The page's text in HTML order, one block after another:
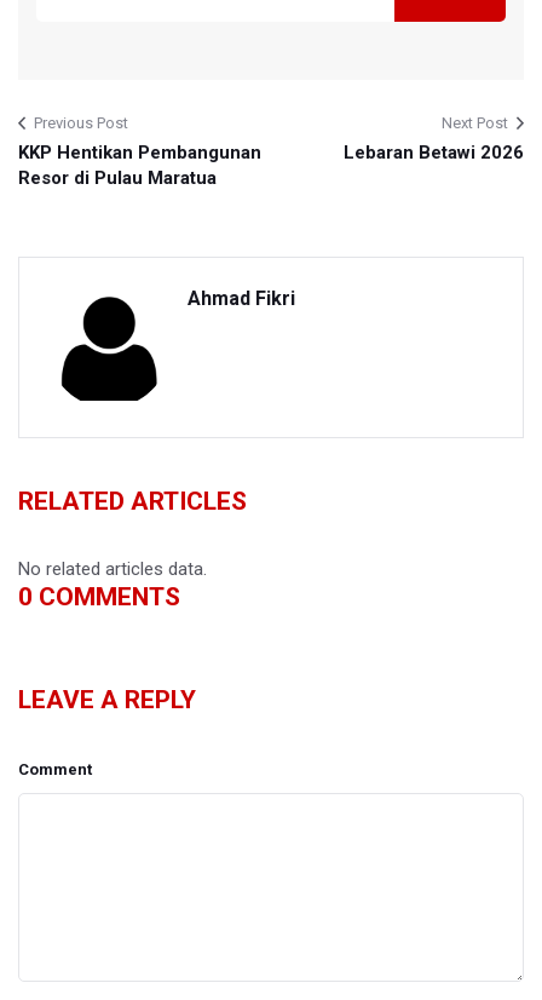
Previous Post
KKP Hentikan Pembangunan
Resor di Pulau Maratua
Next Post
Lebaran Betawi 2026
Ahmad Fikri
RELATED ARTICLES
No related articles data.
0 COMMENTS
LEAVE A REPLY
Comment